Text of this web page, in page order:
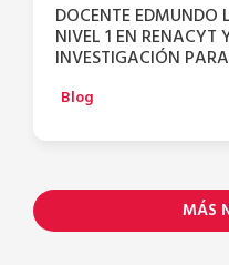
DOCENTE EDMUNDO
NIVEL 1 EN
INVESTIGACIÓN
Blog
MÁS